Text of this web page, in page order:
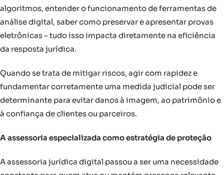
algoritmos, entender o funcionamento de ferramentas de
análise digital, saber como preservar e apresentar provas
eletrônicas – tudo isso impacta diretamente na eficiência
da resposta jurídica.
Quando se trata de mitigar riscos, agir com rapidez e
fundamentar corretamente uma medida judicial pode ser
determinante para evitar danos à imagem, ao patrimônio e
à confiança de clientes ou parceiros.
A assessoria especializada como estratégia de proteção
A assessoria jurídica digital passou a ser uma necessidade